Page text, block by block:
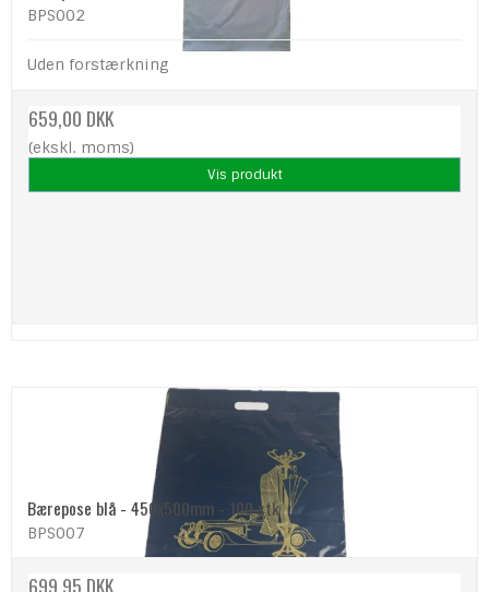
BPS002
Uden forstærkning
659,00 DKK
(ekskl. moms)
Vis produkt
Bærepose blå - 450x500mm - 100 stk
BPS007
699,95 DKK